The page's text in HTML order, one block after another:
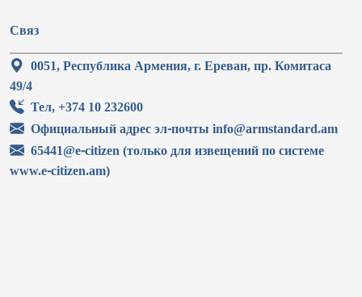
Связ
0051, Республика Армения, г. Ереван, пр. Комитаса
49/4
Тел, +374 10 232600
Официальный адрес эл-почты info@armstandard.am
65441@e-citizen (только для извещений по системе
www.e-citizen.am)